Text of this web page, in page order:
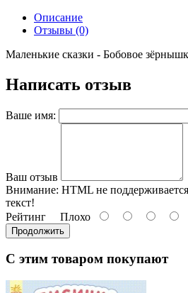
Описание
Отзывы (0)
Маленькие сказки - Бобовое
Написать отзыв
Ваше имя:
Ваш отзыв
Внимание: HTML не
текст!
Рейтинг Плохо
Продолжить
С этим товаром покупают